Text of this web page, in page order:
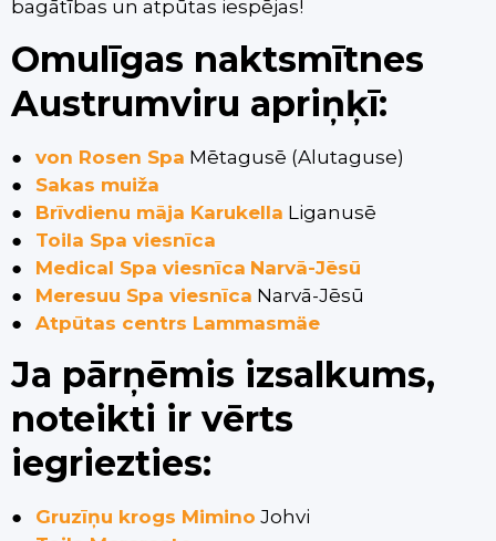
bagātības un atpūtas iespējas!
Omulīgas naktsmītnes
Austrumviru apriņķī:
● von Rosen Spa Mētagusē (Alutaguse)
● Sakas muiža
● Brīvdienu māja Karukella Liganusē
● Toila Spa viesnīca
● Medical Spa viesnīca Narvā-Jēsū
● Meresuu Spa viesnīca Narvā-Jēsū
● Atpūtas centrs Lammasmäe
Ja pārņēmis izsalkums,
noteikti ir vērts
iegriezties:
● Gruzīņu krogs Mimino Johvi